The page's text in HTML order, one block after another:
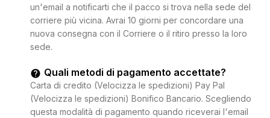
un'email a notificarti che il pacco si trova nella sede del
corriere più vicina. Avrai 10 giorni per concordare una
nuova consegna con il Corriere o il ritiro presso la loro
sede.
Quali metodi di pagamento accettate?
Carta di credito (Velocizza le spedizioni) Pay Pal
(Velocizza le spedizioni) Bonifico Bancario. Scegliendo
questa modalità di pagamento quando riceverai l'email